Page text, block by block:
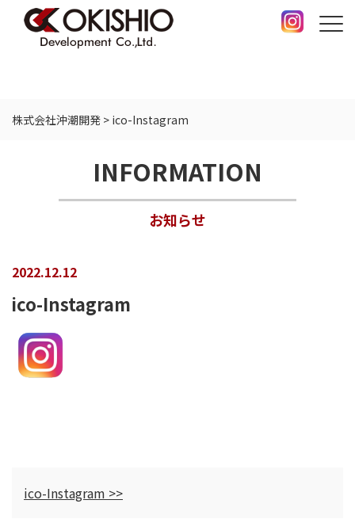
株式会社沖潮開発 > ico-Instagram
INFORMATION
お知らせ
2022.12.12
ico-Instagram
ico-Instagram >>